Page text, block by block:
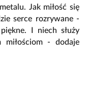
Jak miłość się
serce rozrywane -
I niech służy
- dodaje